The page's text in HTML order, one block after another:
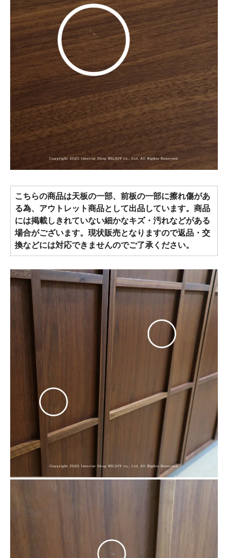
こちらの商品は天板の一部、前板の一部に擦れ傷があ
る為、アウトレット商品として出品しています。商品
には掲載しきれていない細かなキズ・汚れなどがある
場合がございます。現状販売となりますので返品・交
換などには対応できませんのでご了承ください。